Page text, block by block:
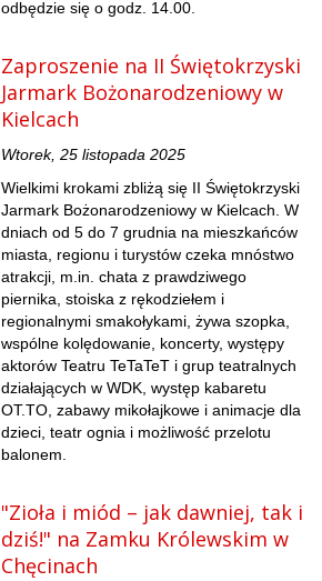
odbędzie się o godz. 14.00.
Zaproszenie na II Świętokrzyski
Jarmark Bożonarodzeniowy w
Kielcach
Wtorek, 25 listopada 2025
Wielkimi krokami zbliżą się II Świętokrzyski
Jarmark Bożonarodzeniowy w Kielcach. W
dniach od 5 do 7 grudnia na mieszkańców
miasta, regionu i turystów czeka mnóstwo
atrakcji, m.in. chata z prawdziwego
piernika, stoiska z rękodziełem i
regionalnymi smakołykami, żywa szopka,
wspólne kolędowanie, koncerty, występy
aktorów Teatru TeTaTeT i grup teatralnych
działających w WDK, występ kabaretu
OT.TO, zabawy mikołajkowe i animacje dla
dzieci, teatr ognia i możliwość przelotu
balonem.
"Zioła i miód – jak dawniej, tak i
dziś!" na Zamku Królewskim w
Chęcinach